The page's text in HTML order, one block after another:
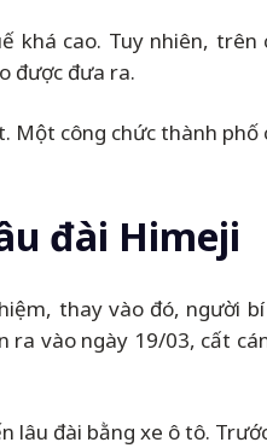
cao. Tuy nhiên,
được đưa ra.
công chức thành
đài Himeji
thay vào đó, người
ra vào ngày 19/03, cất
lâu đài bằng xe ô tô.